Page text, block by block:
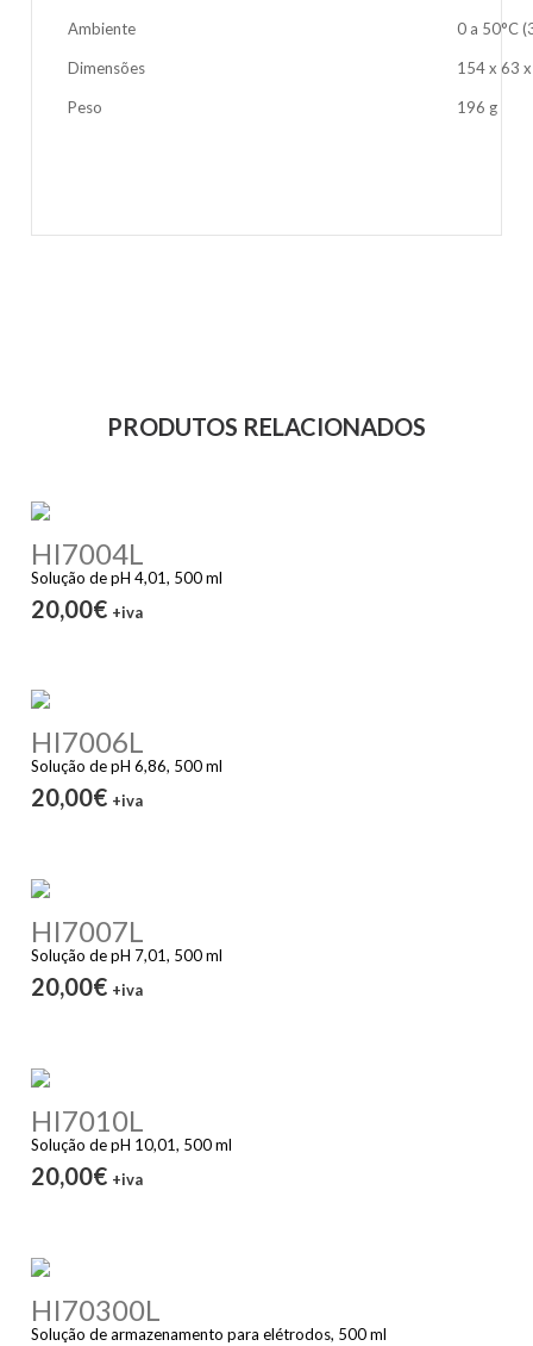
Ambiente 0 a 50°C
Dimensões 154 x 63
Peso 196 g
PRODUTOS RELACIONADOS
HI7004L
Solução de pH 4,01, 500 ml
20,00€ +iva
HI7006L
Solução de pH 6,86, 500 ml
20,00€ +iva
HI7007L
Solução de pH 7,01, 500 ml
20,00€ +iva
HI7010L
Solução de pH 10,01, 500 ml
20,00€ +iva
HI70300L
Solução de armazenamento para elétrodos, 500 ml